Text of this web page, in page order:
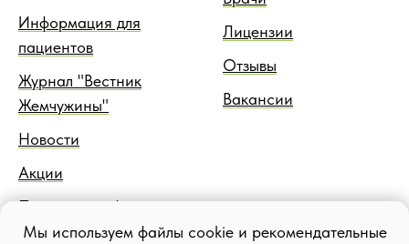
Информация для
пациентов
Журнал "Вестник
Жемчужины"
Новости
Акции
Правовая информация
Блог
Лицензии
Отзывы
Вакансии
Мы используем файлы cookie и рекомендательные